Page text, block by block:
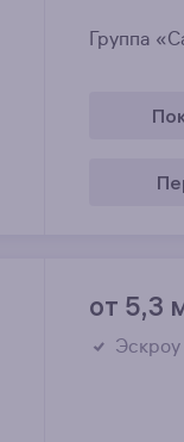
Группа
от 5,3
Эскроу